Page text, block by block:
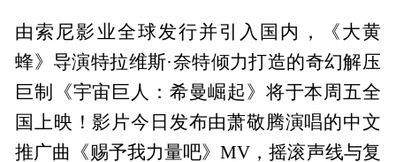
由索尼影业全球发行并引入国内，《大黄
蜂》导演特拉维斯·奈特倾力打造的奇幻解压
巨制《宇宙巨人：希曼崛起》将于本周五全
国上映！影片今日发布由萧敬腾演唱的中文
推广曲《赐予我力量吧》MV，摇滚声线与复